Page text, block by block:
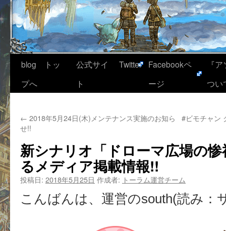
blog トッ
プへ
公式サイ
ト
Twitter
Facebookペ
ージ
『
つい
← 2018年5月24日(木)メンテナンス実施のお知ら
せ!!
#ビモチャン
新シナリオ「ドローマ広場の
るメディア掲載情報!!
投稿日: 2018年5月25日 作成者: トーラム運営チーム
こんばんは、運営のsouth(読み：